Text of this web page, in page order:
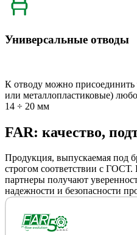
Универсальные отводы
К отводу можно
или металлопластиковые)
14 ÷ 20 мм
FAR: качество,
Продукция, выпускаемая под
строгом соответствии с
партнеры получают
надежности и безопасности